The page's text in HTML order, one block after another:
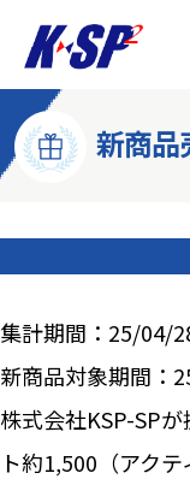
新商品
集計期間：25/04/
新商品対象期間：
株式会社KSP-SP
ト約1,500（アク